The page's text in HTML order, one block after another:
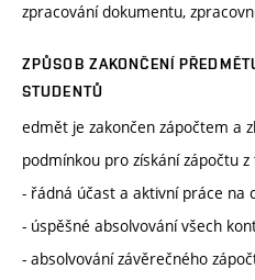
zpracování dokumentu,
ZPŮSOB ZAKONČENÍ
STUDENTŮ
edmět je zakončen zápočtem a
podmínkou pro získání zápočtu
- řádná účast a aktivní práce na
- úspěšné absolvování všech
- absolvování závěrečného